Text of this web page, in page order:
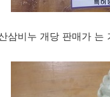
삼비누 개당 판매가